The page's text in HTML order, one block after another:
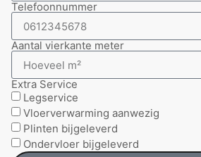
Telefoonnummer
Aantal vierkante meter
Extra Service
Legservice
Vloerverwarming aanwezig
Plinten bijgeleverd
Ondervloer bijgeleverd